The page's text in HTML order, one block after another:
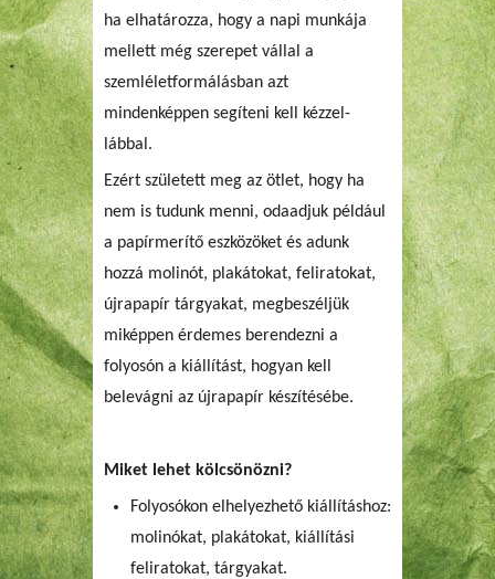
ha elhatározza, hogy a napi munkája
mellett még szerepet vállal a
szemléletformálásban azt
mindenképpen segíteni kell kézzel-
lábbal.
Ezért született meg az ötlet, hogy ha
nem is tudunk menni, odaadjuk például
a papírmerítő eszközöket és adunk
hozzá molinót, plakátokat, feliratokat,
újrapapír tárgyakat, megbeszéljük
miképpen érdemes berendezni a
folyosón a kiállítást, hogyan kell
belevágni az újrapapír készítésébe.
Miket lehet kölcsönözni?
Folyosókon elhelyezhető kiállításhoz:
molinókat, plakátokat, kiállítási
feliratokat, tárgyakat.